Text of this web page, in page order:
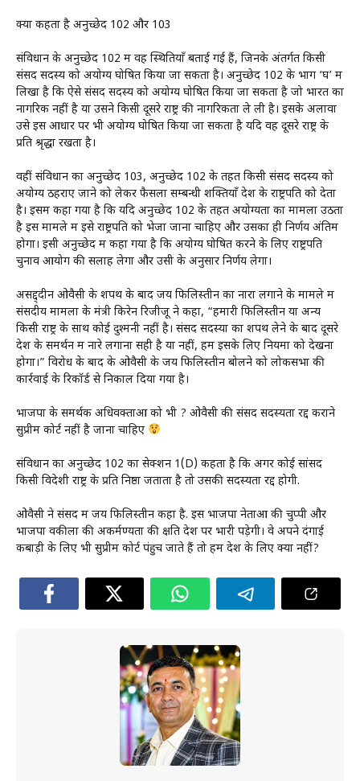
क्या कहता है अनुच्छेद 102 और 103
संविधान के अनुच्छेद 102 में वह स्थितियाँ बताई गई हैं, जिनके अंतर्गत किसी
संसद सदस्य को अयोग्य घोषित किया जा सकता है। अनुच्छेद 102 के भाग ‘घ’ में
लिखा है कि ऐसे संसद सदस्य को अयोग्य घोषित किया जा सकता है जो भारत का
नागरिक नहीं है या उसने किसी दूसरे राष्ट्र की नागरिकता ले ली है। इसके अलावा
उसे इस आधार पर भी अयोग्य घोषित किया जा सकता है यदि वह दूसरे राष्ट्र के
प्रति श्रृद्धा रखता है।
वहीं संविधान का अनुच्छेद 103, अनुच्छेद 102 के तहत किसी संसद सदस्य को
अयोग्य ठहराए जाने को लेकर फैसला सम्बन्धी शक्तियाँ देश के राष्ट्रपति को देता
है। इसमें कहा गया है कि यदि अनुच्छेद 102 के तहत अयोग्यता का मामला उठता
है इस मामले में इसे राष्ट्रपति को भेजा जाना चाहिए और उसका ही निर्णय अंतिम
होगा। इसी अनुच्छेद में कहा गया है कि अयोग्य घोषित करने के लिए राष्ट्रपति
चुनाव आयोग की सलाह लेगा और उसी के अनुसार निर्णय लेगा।
असद्द्दीन ओवैसी के शपथ के बाद जय फिलिस्तीन का नारा लगाने के मामले में
संसदीय मामलों के मंत्री किरेन रिजीजू ने कहा, “हमारी फिलिस्तीन या अन्य
किसी राष्ट्र के साथ कोई दुश्मनी नहीं है। संसद सदस्यों का शपथ लेने के बाद दूसरे
देश के समर्थन में नारे लगाना सही है या नहीं, हमें इसके लिए नियमों को देखना
होगा।” विरोध के बाद के ओवैसी के जय फिलिस्तीन बोलने को लोकसभा की
कार्रवाई के रिकॉर्ड से निकाल दिया गया है।
भाजपा के समर्थक अधिवक्ताओं को भी ? ओवैसी की संसद सदस्यता रद्द कराने
सुप्रीम कोर्ट नहीं है जाना चाहिए
संविधान का अनुच्छेद 102 का सेक्शन 1(D) कहता है कि अगर कोई सांसद
किसी विदेशी राष्ट्र के प्रति निष्ठा जताता है तो उसकी सदस्यता रद्द होगी.
ओवैसी ने संसद में जय फिलिस्तीन कहा है. इस भाजपा नेताओं की चुप्पी और
भाजपा वकीलों की अकर्मण्यता की क्षति देश पर भारी पड़ेगी। वे अपने दंगाई
कबाड़ी के लिए भी सुप्रीम कोर्ट पंहुच जाते हैं तो हम देश के लिए क्यों नहीं?